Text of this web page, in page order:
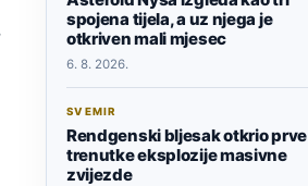
spojena tijela, a uz njega je
otkriven mali mjesec
6. 8. 2026.
SVEMIR
Rendgenski bljesak otkrio prve
trenutke eksplozije masivne
zvijezde